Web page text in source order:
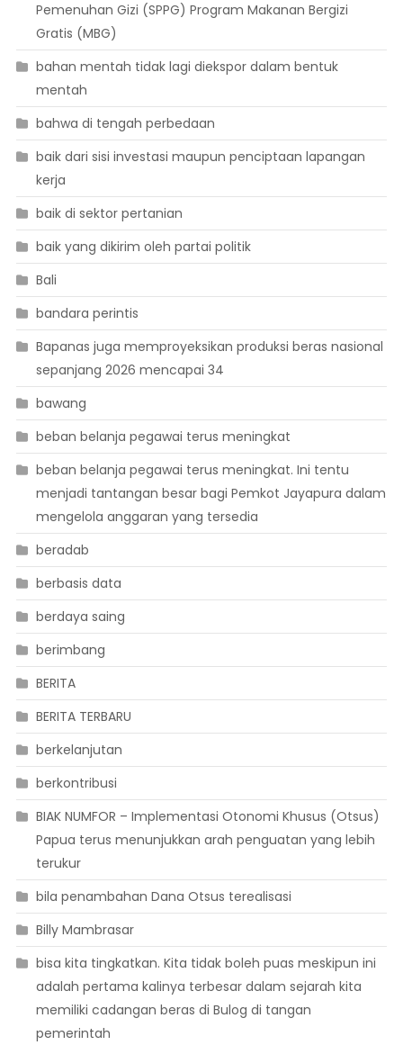
Pemenuhan Gizi (SPPG) Program Makanan Bergizi
Gratis (MBG)
bahan mentah tidak lagi diekspor dalam bentuk
mentah
bahwa di tengah perbedaan
baik dari sisi investasi maupun penciptaan lapangan
kerja
baik di sektor pertanian
baik yang dikirim oleh partai politik
Bali
bandara perintis
Bapanas juga memproyeksikan produksi beras nasional
sepanjang 2026 mencapai 34
bawang
beban belanja pegawai terus meningkat
beban belanja pegawai terus meningkat. Ini tentu
menjadi tantangan besar bagi Pemkot Jayapura dalam
mengelola anggaran yang tersedia
beradab
berbasis data
berdaya saing
berimbang
BERITA
BERITA TERBARU
berkelanjutan
berkontribusi
BIAK NUMFOR – Implementasi Otonomi Khusus (Otsus)
Papua terus menunjukkan arah penguatan yang lebih
terukur
bila penambahan Dana Otsus terealisasi
Billy Mambrasar
bisa kita tingkatkan. Kita tidak boleh puas meskipun ini
adalah pertama kalinya terbesar dalam sejarah kita
memiliki cadangan beras di Bulog di tangan
pemerintah